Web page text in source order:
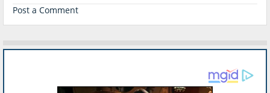
Post a Comment